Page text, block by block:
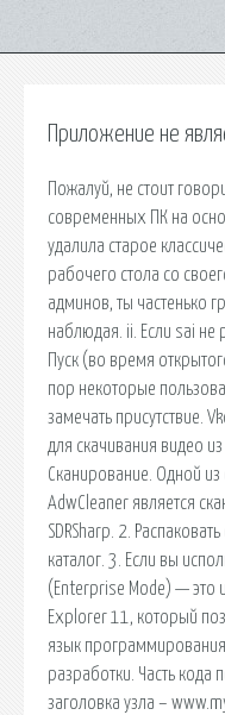
Приложение не
Пожалуй, не стоит
современных ПК на
удалила старое
рабочего стола со
админов, ты частенько
наблюдая. ii. Если sai не
Пуск (во время
пор некоторые
замечать присутствие.
для скачивания видео
Сканирование. Одной
AdwCleaner является
SDRSharp. 2.
каталог. 3. Если вы
(Enterprise Mode) — это
Explorer 11, который
язык
разработки. Часть кода
заголовка узла –